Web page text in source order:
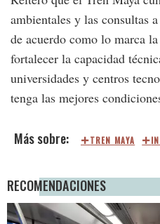
ambientales y las consultas
de acuerdo como lo marca
fortalecer la capacidad
universidades y centros
tenga las mejores
TREN MAYA
RECOMENDACIONES